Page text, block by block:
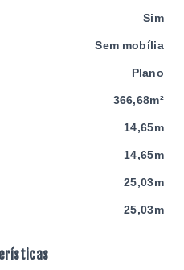
Sim
Sem mobília
Plano
366,68m²
14,65m
14,65m
25,03m
25,03m